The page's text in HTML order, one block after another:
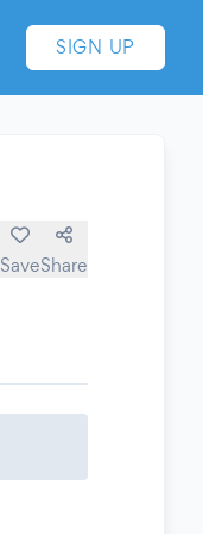
SIGN UP
SaveShare